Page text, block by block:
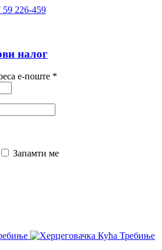
59 226-459
налог
е-поште *
Запамти ме